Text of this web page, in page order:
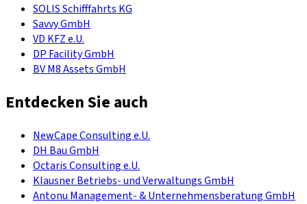
SOLIS Schifffahrts KG
Savvy GmbH
VD KFZ e.U.
DP Facility GmbH
BV M8 Assets GmbH
Entdecken Sie auch
NewCape Consulting e.U.
DH Bau GmbH
Octaris Consulting e.U.
Klausner Betriebs- und Verwaltungs GmbH
Antonu Management- & Unternehmensberatung GmbH